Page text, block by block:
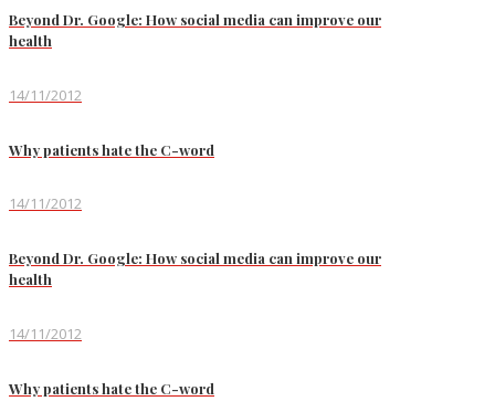
Beyond Dr. Google: How social media can improve our
health
14/11/2012
Why patients hate the C-word
14/11/2012
Beyond Dr. Google: How social media can improve our
health
14/11/2012
Why patients hate the C-word